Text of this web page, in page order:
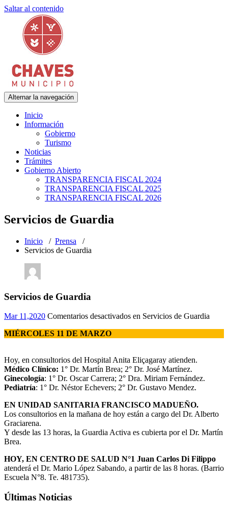
Saltar al contenido
Municipalidad de Adolfo Gonzales Chaves
Alternar la navegación
Inicio
Información
Gobierno
Turismo
Noticias
Trámites
Gobierno Abierto
TRANSPARENCIA FISCAL 2024
TRANSPARENCIA FISCAL 2025
TRANSPARENCIA FISCAL 2026
Servicios de Guardia
Inicio / Prensa /
Servicios de Guardia
Servicios de Guardia
Mar 11,2020 Comentarios desactivados en Servicios de Guardia
MIÉRCOLES 11 DE MARZO
Hoy, en consultorios del Hospital Anita Eliçagaray atienden.
Médico Clínico: 1° Dr. Martín Brea; 2° Dr. José Martínez.
Ginecología: 1° Dr. Oscar Carrera; 2° Dra. Miriam Fernández.
Pediatría: 1° Dr. Néstor Echevers; 2° Dr. Gustavo Mendez.
EN UNIDAD SANITARIA FRANCISCO MADUEÑO.
Los consultorios en la mañana de hoy están a cargo del Dr. Alberto
Graciarena.
Y desde las 13 horas, la Guardia Activa es cubierta por el Dr. Martín
Brea.
HOY, EN CENTRO DE SALUD N°1 Juan Carlos Di Filippo
atenderá el Dr. Mario López Sabando, a partir de las 8 horas. (Barrio
Escuela N°8. Te. 481735).
Últimas Noticias